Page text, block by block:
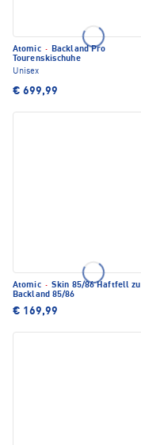
Atomic · Backland Pro
Tourenskischuhe
Unisex
€ 699,99
Atomic · Skin 85/86 Haftfell zu
Backland 85/86
€ 169,99